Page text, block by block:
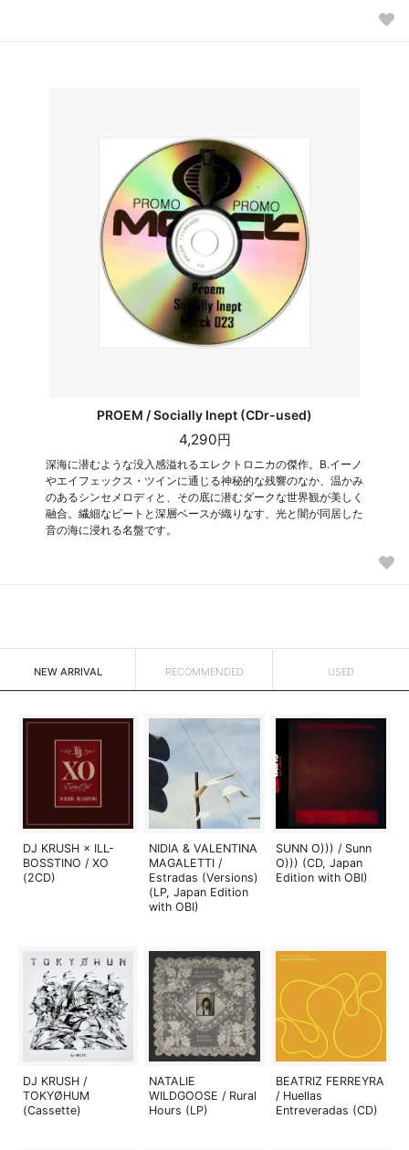
PROEM / Socially Inept (CDr-used)
4,290円
深海に潜むような没入感溢れるエレクトロニカの傑作。B.イーノ
やエイフェックス・ツインに通じる神秘的な残響のなか、温かみ
のあるシンセメロディと、その底に潜むダークな世界観が美しく
融合。繊細なビートと深層ベースが織りなす、光と闇が同居した
音の海に浸れる名盤です。
NEW ARRIVAL RECOMMENDED USED
DJ KRUSH × ILL-
BOSSTINO / XO
(2CD)
NIDIA & VALENTINA
MAGALETTI /
Estradas (Versions)
(LP, Japan Edition
with OBI)
SUNN O))) / Sunn
O))) (CD, Japan
Edition with OBI)
DJ KRUSH /
TOKYØHUM
(Cassette)
NATALIE
WILDGOOSE / Rural
Hours (LP)
BEATRIZ FERREYRA
/ Huellas
Entreveradas (CD)